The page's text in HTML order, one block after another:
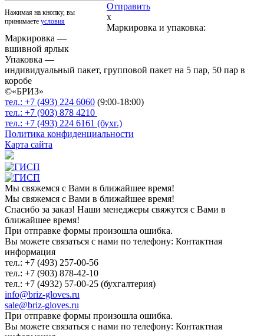
Нажимая на кнопку, вы
принимаете условия
Отправить
x
Маркировка и упаковка:
Маркировка —
вшивной ярлык
Упаковка —
индивидуальный пакет, групповой пакет на 5 пар, 50 пар в
коробе
©«БРИЗ»
тел.: +7 (493) 224 6060 (9:00-18:00)
тел.: +7 (903) 878 4210
тел.: +7 (493) 224 6161 (бухг.)
Политика конфиденциальности
Карта сайта
Мы свяжемся с Вами в ближайшее время!
Мы свяжемся с Вами в ближайшее время!
Спасибо за заказ! Наши менеджеры свяжутся с Вами в
ближайшее время!
При отправке формы произошла ошибка.
Вы можете связаться с нами по телефону: Контактная
информация
тел.: +7 (493) 257-00-56
тел.: +7 (903) 878-42-10
тел.: +7 (4932) 57-00-25 (бухгалтерия)
info@briz-gloves.ru
sale@briz-gloves.ru
При отправке формы произошла ошибка.
Вы можете связаться с нами по телефону: Контактная